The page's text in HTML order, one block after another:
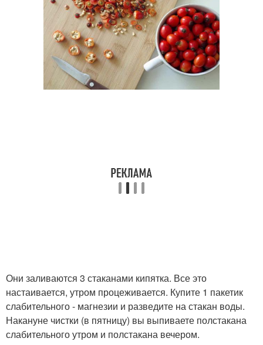
Они заливаются 3 стаканами кипятка. Все это
настаивается, утром процеживается. Купите 1 пакетик
слабительного - магнезии и разведите на стакан воды.
Накануне чистки (в пятницу) вы выпиваете полстакана
слабительного утром и полстакана вечером.